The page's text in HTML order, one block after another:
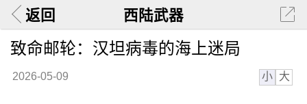
返回 西陆武器
致命邮轮：汉坦病毒的海上迷局
2026-05-09 小 大